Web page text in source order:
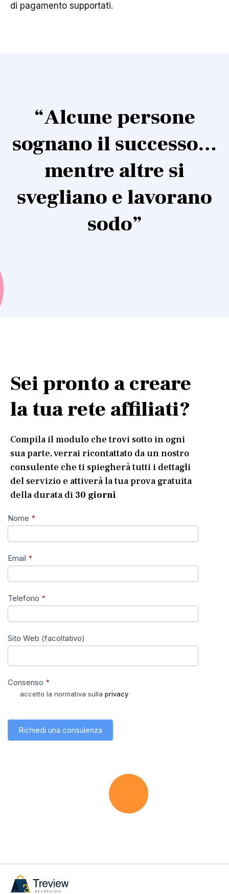
di pagamento supportati.
“Alcune persone
sognano il successo…
mentre altre si
svegliano e lavorano
sodo”
Sei pronto a creare
la tua rete affiliati?
Compila il modulo che trovi sotto in ogni
sua parte, verrai ricontattato da un nostro
consulente che ti spiegherà tutti i dettagli
del servizio e attiverà la tua prova gratuita
della durata di 30 giorni
Nome *
Email *
Telefono *
Sito Web (facoltativo)
Consenso *
accetto la normativa sulla privacy